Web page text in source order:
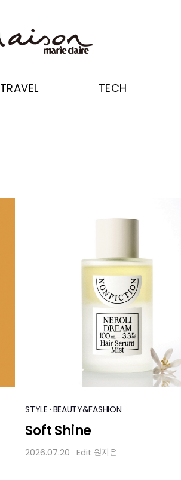
TRAVEL TECH
STYLE ·BEAUTY&FASHION
Soft Shine
2026.07.20 │Edit 원지은